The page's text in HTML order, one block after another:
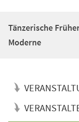
Tänzerische
Moderne